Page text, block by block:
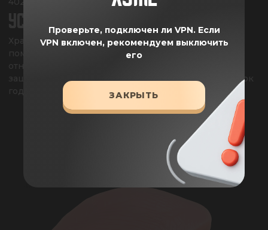
УСЛОВИЯ ХРАНЕНИЯ
Хранить в сухих, чистых, проветриваемых закрытых
помещениях при температуре от 0°С до +25С и
относительной влажности воздуха не более 75% в
защищенном от прямых солнечных лучей месте. Срок
годности 18 месяцев с даты изготовления.
КЛЮЧЕВЫЕ ИНГРЕДИЕНТЫ
Проверьте, подключен ли VPN. Если
VPN включен, рекомендуем выключить
его
ЗАКРЫТЬ